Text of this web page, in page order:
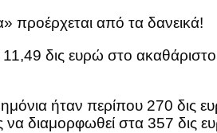
προέρχεται από τα δανεικά!
δις ευρώ στο
ήταν περίπου 270
να διαμορφωθεί στα 357 δις